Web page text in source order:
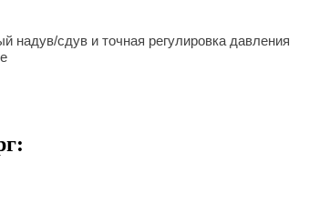
сдув и точная регулировка давления